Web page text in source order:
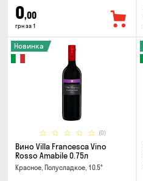
0,00
грн за 1
(0)
Новинка
Вино Villa Francesca Vino
Rosso Amabile 0.75л
Красное, Полусладкое, 10.5°